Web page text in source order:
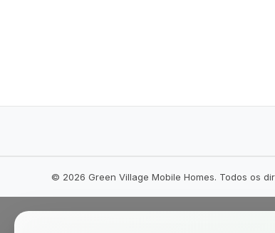
© 2026 Green Village Mobile Homes. Todos os